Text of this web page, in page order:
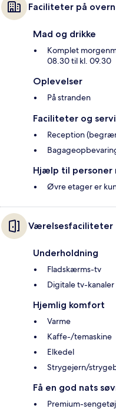
Faciliteter på
Mad og drikke
Komplet
08.30 til kl. 09.30
Oplevelser
På stranden
Faciliteter og
Reception
Hjælp til personer
Øvre etager er
Værelsesfaciliteter
Underholdning
Fladskærms-tv
Digitale tv-kanaler
Hjemlig komfort
Varme
Kaffe-/temaskine
Elkedel
Strygejern/
Få en god nats
Premium-sengetøj